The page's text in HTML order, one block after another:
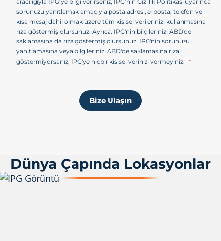
aracılığıyla IPG’ye bilgi verirseniz, IPG’nin Gizlilik Politikası uyarınca
sorunuzu yanıtlamak amacıyla posta adresi, e-posta, telefon ve
kısa mesaj dahil olmak üzere tüm kişisel verilerinizi kullanmasına
rıza göstermiş olursunuz. Ayrıca, IPG'nin bilgilerinizi ABD'de
saklamasına da rıza göstermiş olursunuz. IPG'nin sorunuzu
yanıtlamasına veya bilgilerinizi ABD'de saklamasına rıza
göstermiyorsanız, IPG'ye hiçbir kişisel verinizi vermeyiniz.
Bize Ulaşın
Dünya Çapında Lokasyonlar